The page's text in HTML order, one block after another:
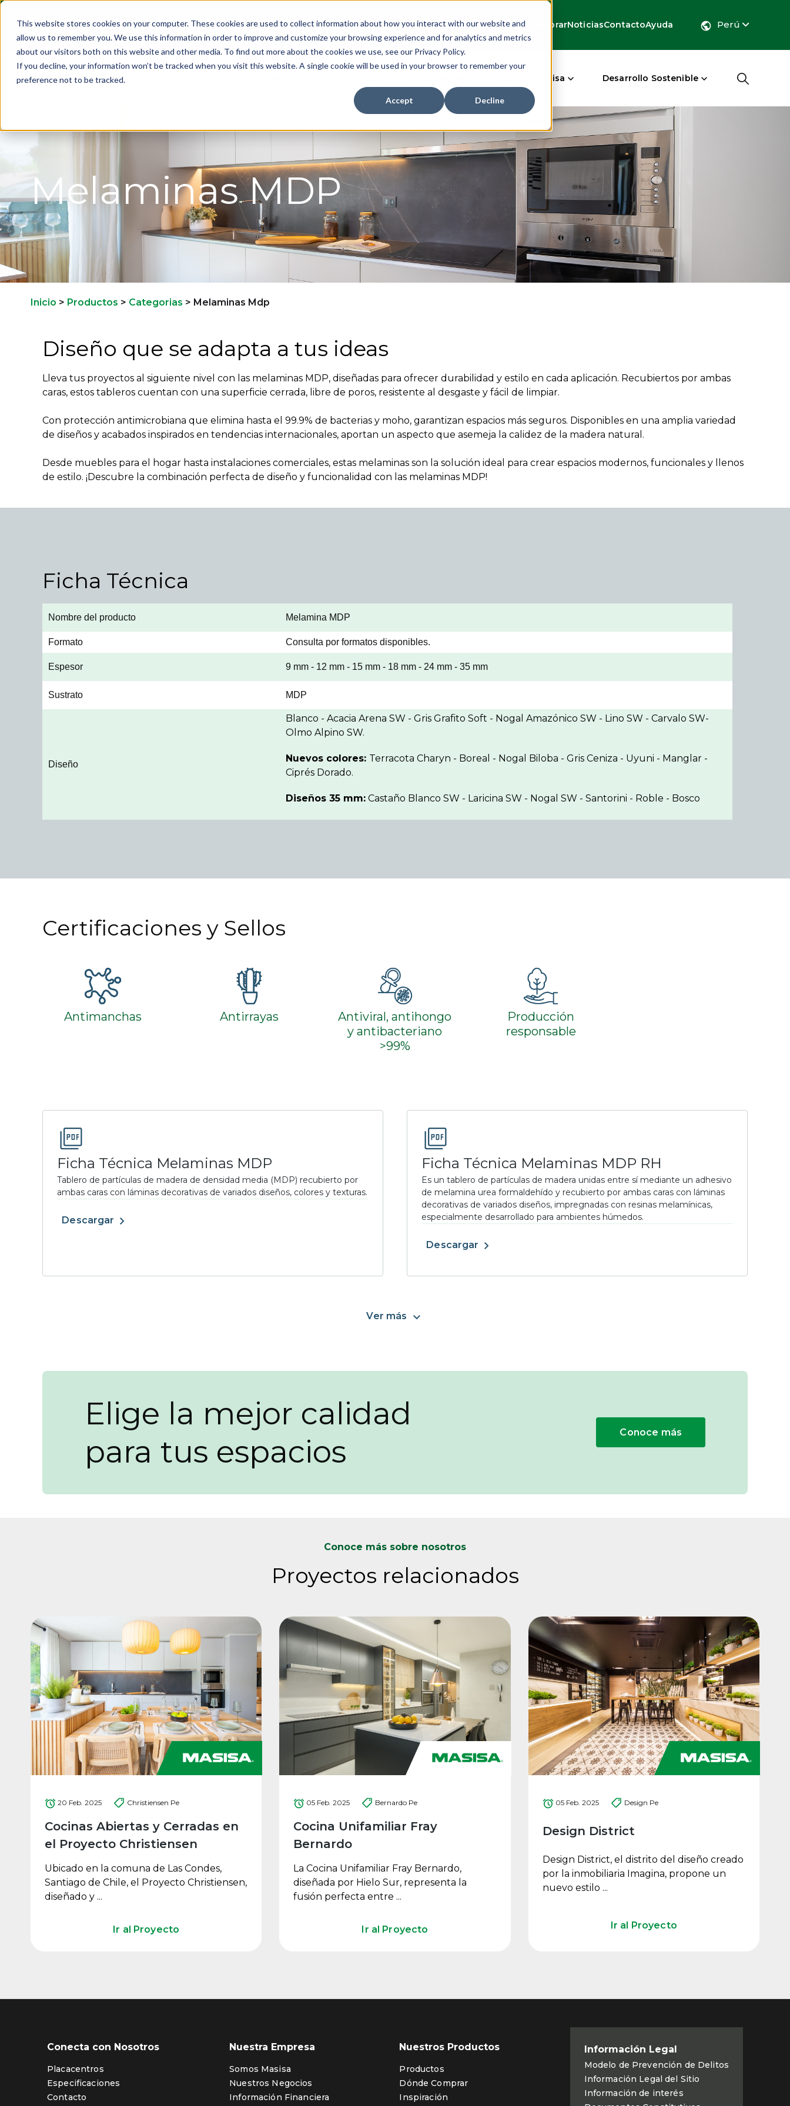
This website stores cookies on your computer. These cookies are used to collect information about how you interact with our website and
allow us to remember you. We use this information in order to improve and customize your browsing experience and for analytics and metrics
about our visitors both on this website and other media. To find out more about the cookies we use, see our Privacy Policy.
If you decline, your information won’t be tracked when you visit this website. A single cookie will be used in your browser to remember your
preference not to be tracked.
Accept Decline
InversionistasDónde ComprarNoticiasContactoAyuda Perú
Somos Masisa Desarrollo Sostenible
Melaminas MDP
Inicio > Productos > Categorias > Melaminas Mdp
Diseño que se adapta a tus ideas
Lleva tus proyectos al siguiente nivel con las melaminas MDP, diseñadas para ofrecer durabilidad y estilo en cada aplicación. Recubiertos por ambas
caras, estos tableros cuentan con una superficie cerrada, libre de poros, resistente al desgaste y fácil de limpiar.
Con protección antimicrobiana que elimina hasta el 99.9% de bacterias y moho, garantizan espacios más seguros. Disponibles en una amplia variedad
de diseños y acabados inspirados en tendencias internacionales, aportan un aspecto que asemeja la calidez de la madera natural.
Desde muebles para el hogar hasta instalaciones comerciales, estas melaminas son la solución ideal para crear espacios modernos, funcionales y llenos
de estilo. ¡Descubre la combinación perfecta de diseño y funcionalidad con las melaminas MDP!
Ficha Técnica
Nombre del producto Melamina MDP
Formato Consulta por formatos disponibles.
Espesor 9 mm - 12 mm - 15 mm - 18 mm - 24 mm - 35 mm
Sustrato MDP
Diseño
Blanco - Acacia Arena SW - Gris Grafito Soft - Nogal Amazónico SW - Lino SW - Carvalo SW-
Olmo Alpino SW.
Nuevos colores: Terracota Charyn - Boreal - Nogal Biloba - Gris Ceniza - Uyuni - Manglar -
Ciprés Dorado.
Diseños 35 mm: Castaño Blanco SW - Laricina SW - Nogal SW - Santorini - Roble - Bosco
Certificaciones y Sellos
Antimanchas Antirrayas
Antiviral, antihongo
y antibacteriano
>99%
Producción
responsable
Ficha Técnica Melaminas MDP
Tablero de partículas de madera de densidad media (MDP) recubierto por
ambas caras con láminas decorativas de variados diseños, colores y texturas.
Descargar
Ficha Técnica Melaminas MDP RH
Es un tablero de partículas de madera unidas entre sí mediante un adhesivo
de melamina urea formaldehído y recubierto por ambas caras con láminas
decorativas de variados diseños, impregnadas con resinas melamínicas,
especialmente desarrollado para ambientes húmedos.
Descargar
Ver más
Elige la mejor calidad
para tus espacios
Conoce más
Conoce más sobre nosotros
Proyectos relacionados
20 Feb. 2025 Christiensen Pe
Cocinas Abiertas y Cerradas en
el Proyecto Christiensen
Ubicado en la comuna de Las Condes,
Santiago de Chile, el Proyecto Christiensen,
diseñado y ...
Ir al Proyecto
05 Feb. 2025 Bernardo Pe
Cocina Unifamiliar Fray
Bernardo
La Cocina Unifamiliar Fray Bernardo,
diseñada por Hielo Sur, representa la
fusión perfecta entre ...
Ir al Proyecto
05 Feb. 2025 Design Pe
Design District
Design District, el distrito del diseño creado
por la inmobiliaria Imagina, propone un
nuevo estilo ...
Ir al Proyecto
Conecta con Nosotros
Placacentros
Especificaciones
Contacto
Nuestra Empresa
Somos Masisa
Nuestros Negocios
Información Financiera
Nuestros Productos
Productos
Dónde Comprar
Inspiración
Información Legal
Modelo de Prevención de Delitos
Información Legal del Sitio
Información de interés